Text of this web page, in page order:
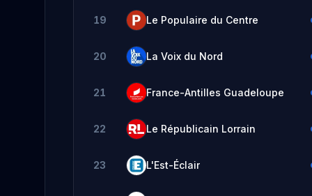
19 Le Populaire du Centre
20 La Voix du Nord
21 France-Antilles Guadeloupe
22 Le Républicain Lorrain
23 L'Est-Éclair